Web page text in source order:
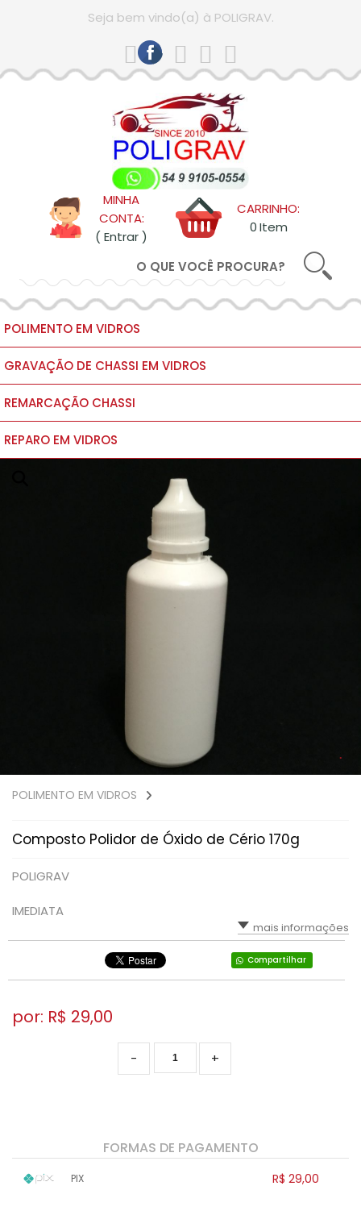
Seja bem vindo(a) à POLIGRAV.
MINHA
CONTA:
( Entrar )
ESQUECI
MINHA
SENHA
CADASTRAR
ENTRAR
CARRINHO:
0Item
POLIMENTO EM VIDROS
GRAVAÇÃO DE CHASSI EM VIDROS
REMARCAÇÃO CHASSI
REPARO EM VIDROS
POLIMENTO EM VIDROS
Composto Polidor de Óxido de Cério 170g
POLIGRAV
IMEDIATA
mais informações
Compartilhar
por: R$ 29,00
+
-
FORMAS DE PAGAMENTO
PIX R$ 29,00